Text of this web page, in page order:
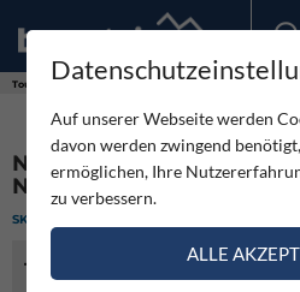
Touren Naviser Kreuzjöchl - Südrücken von
NAVISER KREUZJÖCHL -
NAVIS
SKITOUR
TOURENINFO
Auf unserer Webseite werden
davon werden zwingend
ermöglichen, Ihre
zu verbessern.
ALLE